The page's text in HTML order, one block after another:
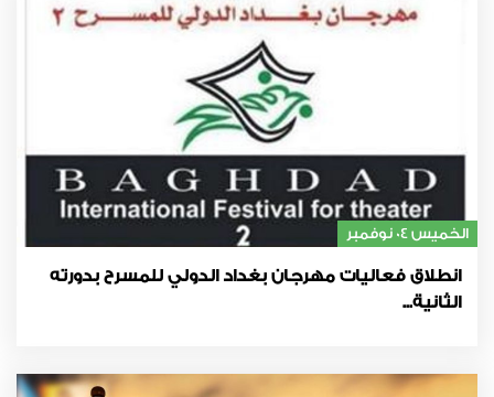
الخميس 04 نوفمبر
انطلاق فعاليات مهرجان بغداد الدولي للمسرح بدورته
الثانية...